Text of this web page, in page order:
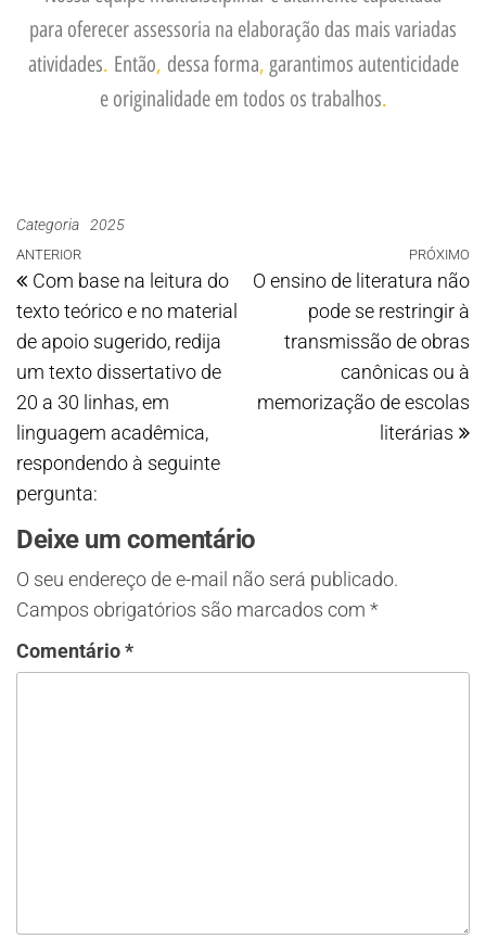
para oferecer assessoria na elaboração das mais variadas
atividades. Então, dessa forma, garantimos autenticidade
e originalidade em todos os trabalhos.
Categoria 2025
ANTERIOR
Com base na leitura do
texto teórico e no material
de apoio sugerido, redija
um texto dissertativo de
20 a 30 linhas, em
linguagem acadêmica,
respondendo à seguinte
pergunta:
PRÓXIMO
O ensino de literatura não
pode se restringir à
transmissão de obras
canônicas ou à
memorização de escolas
literárias
Deixe um comentário
O seu endereço de e-mail não será publicado.
Campos obrigatórios são marcados com *
Comentário*